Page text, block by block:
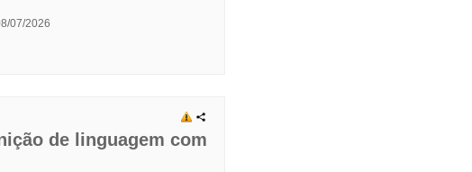
07/2026
de linguagem com